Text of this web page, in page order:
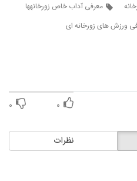
معرفی آداب خاص زورخانهها
ورزش های زورخانه ای
۰ ۰
نظرات